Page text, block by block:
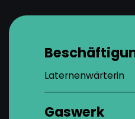
Laternenwärterin
Gaswerk